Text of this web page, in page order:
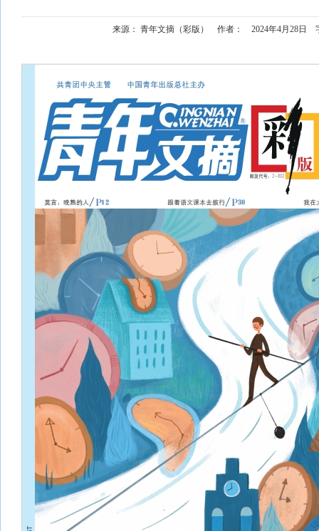
来源： 青年文摘（彩版） 作者： 2024年4月28日